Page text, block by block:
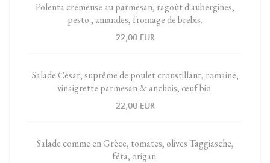
Polenta crémeuse au parmesan, ragoût d'aubergines,
pesto , amandes, fromage de brebis.
22,00 EUR
Salade César, suprême de poulet croustillant, romaine,
vinaigrette parmesan & anchois, œuf bio.
22,00 EUR
Salade comme en Grèce, tomates, olives Taggiasche,
féta, origan.